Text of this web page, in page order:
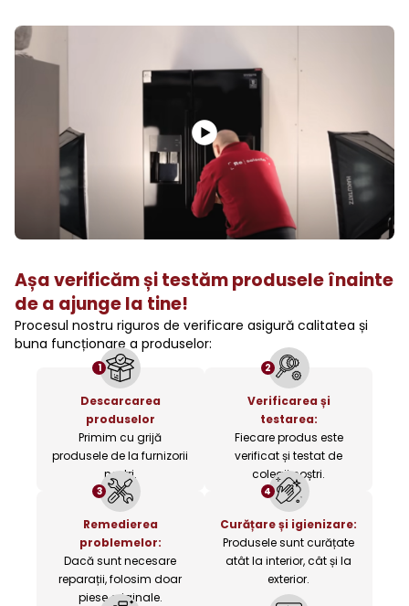
Așa verificăm și testăm produsele înainte
de a ajunge la tine!
Procesul nostru riguros de verificare asigură calitatea și
buna funcționare a produselor:
1
Descarcarea
produselor
Primim cu grijă
produsele de la furnizorii
noștri.
2
Verificarea și
testarea:
Fiecare produs este
verificat și testat de
colegii noștri.
3
Remedierea
problemelor:
Dacă sunt necesare
reparații, folosim doar
piese originale.
4
Curățare și igienizare:
Produsele sunt curățate
atât la interior, cât și la
exterior.